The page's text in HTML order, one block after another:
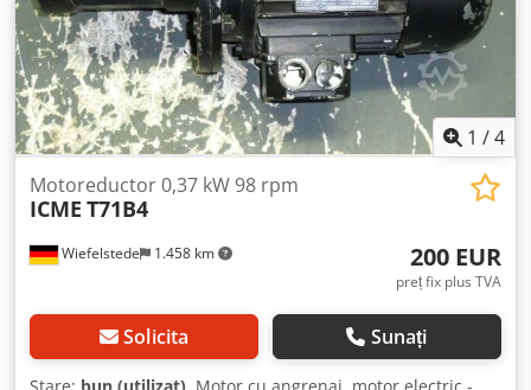
1 /4
Wiefelstede 1.458 km
Motoreductor 0,37 kW 98 rpm
ICME T71B4
200 EUR
preț fix plus TVA
Solicita Sunați